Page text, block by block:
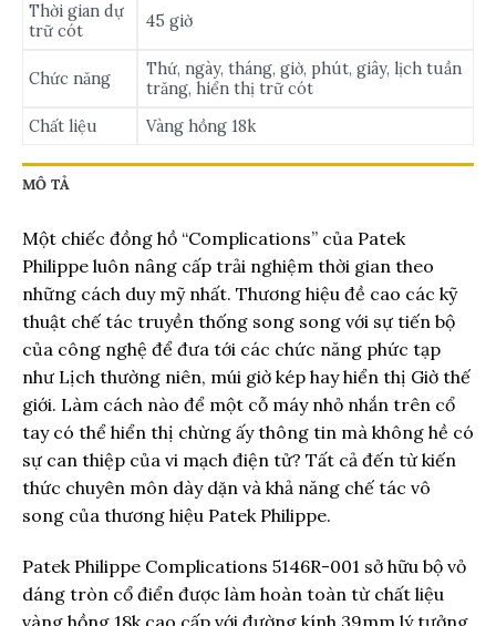
MÔ TẢ
Một chiếc đồng hồ “Complications” của Patek
Philippe luôn nâng cấp trải nghiệm thời gian theo
những cách duy mỹ nhất. Thương hiệu đề cao các kỹ
thuật chế tác truyền thống song song với sự tiến bộ
của công nghệ để đưa tới các chức năng phức tạp
như Lịch thường niên, múi giờ kép hay hiển thị Giờ thế
giới. Làm cách nào để một cỗ máy nhỏ nhắn trên cổ
tay có thể hiển thị chừng ấy thông tin mà không hề có
sự can thiệp của vi mạch điện tử? Tất cả đến từ kiến
thức chuyên môn dày dặn và khả năng chế tác vô
song của thương hiệu Patek Philippe.
Patek Philippe Complications 5146R-001 sở hữu bộ vỏ
dáng tròn cổ điển được làm hoàn toàn từ chất liệu
vàng hồng 18k cao cấp với đường kính 39mm lý tưởng
Thời gian dự
trữ cót
45 giờ
Chức năng
Thứ, ngày, tháng, giờ, phút, giây, lịch tuần
trăng, hiển thị trữ cót
Chất liệu
Vàng hồng 18k